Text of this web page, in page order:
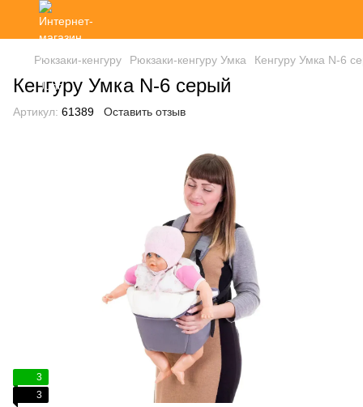
Рюкзаки-кенгуру Рюкзаки-кенгуру Умка Кенгуру Умка N-6
Кенгуру Умка N-6 серый
Артикул: 61389 Оставить отзыв
3
3